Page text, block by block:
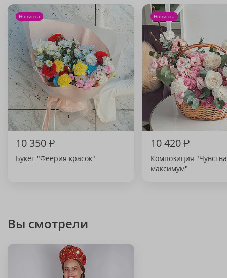
Новинка
10 350₽
Букет "Феерия красок"
Новинка
10 420₽
Композиция
максимум"
Вы смотрели